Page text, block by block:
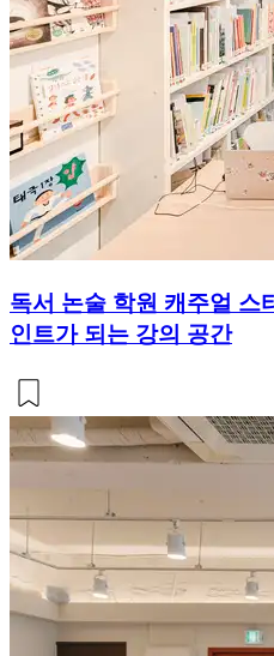
독서 논술 학원 캐주얼 스
인트가 되는 강의 공간